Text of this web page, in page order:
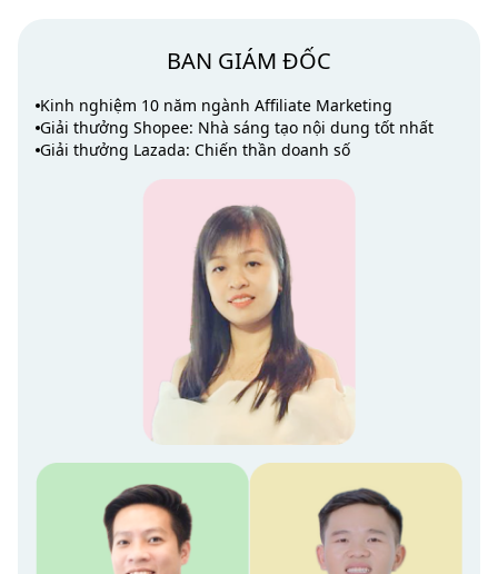
BAN GIÁM ĐỐC
Kinh nghiệm 10 năm ngành Affiliate Marketing
Giải thưởng Shopee: Nhà sáng tạo nội dung tốt nhất
Giải thưởng Lazada: Chiến thần doanh số